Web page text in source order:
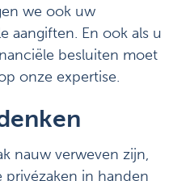
we ook uw
aangiften. En ook als u
besluiten moet
onze expertise.
nauw verweven zijn,
in handen